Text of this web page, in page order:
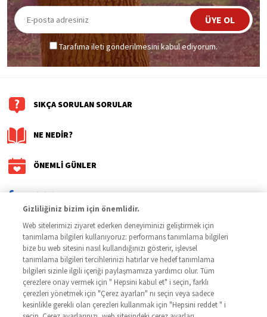
Tarafıma ileti gönderilmesini kabul ediyorum.
ÜYE OL
SIKÇA SORULAN SORULAR
NE NEDİR?
ÖNEMLİ GÜNLER
/kalbinidinlesencom
Bu sitedeki bilgiler, bir hekime danışmanın yerine geçmez. Daha
fazla bilgi için bir hekime başvurunuz.
Gizliliğiniz bizim için önemlidir.
Web sitelerimizi ziyaret ederken deneyiminizi geliştirmek için
tanımlama bilgileri kullanıyoruz: performans tanımlama bilgileri
bize bu web sitesini nasıl kullandığınızı gösterir, işlevsel
tanımlama bilgileri tercihlerinizi hatırlar ve hedef tanımlama
bilgileri sizinle ilgili içeriği paylaşmamıza yardımcı olur. Tüm
çerezlere onay vermek için " Hepsini kabul et" i seçin, farklı
çerezleri yönetmek için "Çerez ayarları" nı seçin veya sadece
kesinlikle gerekli olan çerezleri kullanmak için "Hepsini reddet " i